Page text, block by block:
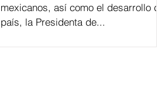
mexicanos, así como el desarrollo del
país, la Presidenta de...